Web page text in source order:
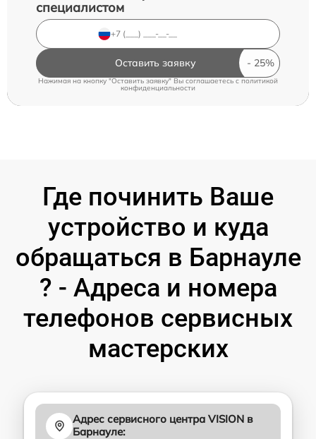
специалистом
Оставить заявку
Нажимая на кнопку "Оставить заявку" Вы соглашаетесь cполитикой
конфиденциальности
Где починить Ваше
устройство и куда
обращаться в Барнауле
? - Адреса и номера
телефонов сервисных
мастерских
Адрес сервисного центра VISION в
Барнауле: